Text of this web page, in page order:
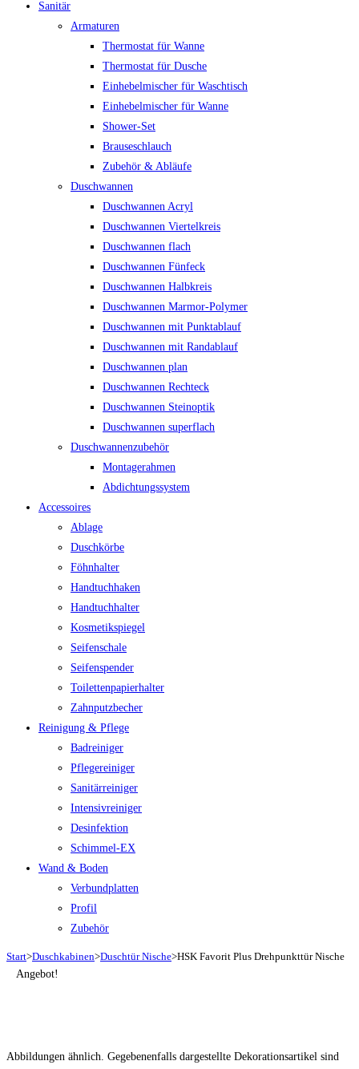
Sanitär
Armaturen
Thermostat für Wanne
Thermostat für Dusche
Einhebelmischer für Waschtisch
Einhebelmischer für Wanne
Shower-Set
Brauseschlauch
Zubehör & Abläufe
Duschwannen
Duschwannen Acryl
Duschwannen Viertelkreis
Duschwannen flach
Duschwannen Fünfeck
Duschwannen Halbkreis
Duschwannen Marmor-Polymer
Duschwannen mit Punktablauf
Duschwannen mit Randablauf
Duschwannen plan
Duschwannen Rechteck
Duschwannen Steinoptik
Duschwannen superflach
Duschwannenzubehör
Montagerahmen
Abdichtungssystem
Accessoires
Ablage
Duschkörbe
Föhnhalter
Handtuchhaken
Handtuchhalter
Kosmetikspiegel
Seifenschale
Seifenspender
Toilettenpapierhalter
Zahnputzbecher
Reinigung & Pflege
Badreiniger
Pflegereiniger
Sanitärreiniger
Intensivreiniger
Desinfektion
Schimmel-EX
Wand & Boden
Verbundplatten
Profil
Zubehör
Start>Duschkabinen>Duschtür Nische>HSK Favorit Plus Drehpunkttür Nische
Angebot!
Abbildungen ähnlich. Gegebenenfalls dargestellte Dekorationsartikel sind